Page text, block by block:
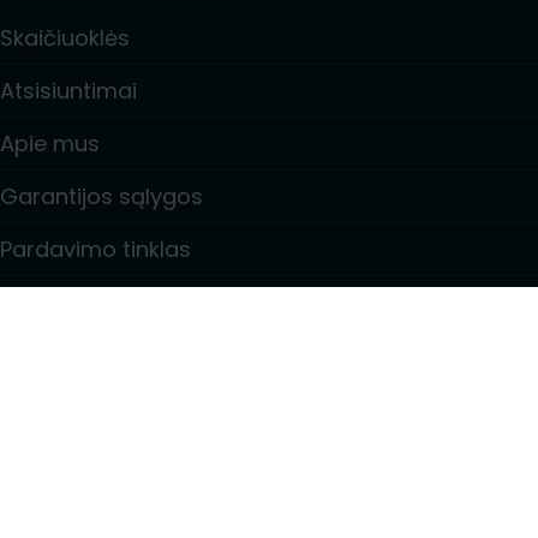
Skaičiuoklės
Atsisiuntimai
Apie mus
Garantijos sąlygos
Pardavimo tinklas